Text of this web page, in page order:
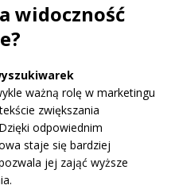
widoczność
ważną rolę w marketingu
zwiększania
odpowiednim
staje się bardziej
jej zająć wyższe